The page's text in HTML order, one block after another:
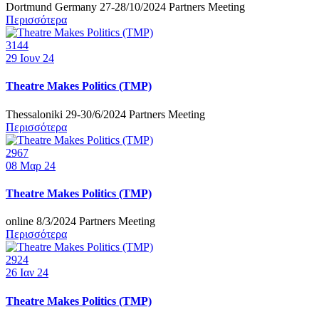
Dortmund Germany 27-28/10/2024 Partners Meeting
Περισσότερα
3144
29 Ιουν 24
Theatre Makes Politics (TMP)
Thessaloniki 29-30/6/2024 Partners Meeting
Περισσότερα
2967
08 Μαρ 24
Theatre Makes Politics (TMP)
online 8/3/2024 Partners Meeting
Περισσότερα
2924
26 Ιαν 24
Theatre Makes Politics (TMP)